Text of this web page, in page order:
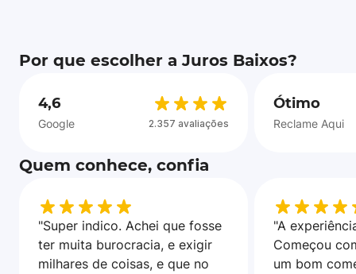
Por que escolher a Juros Baixos?
4,6
Google 2.357 avaliações
Ótimo
Reclame Aqui
Quem conhece, confia
"Super indico. Achei que fosse
ter muita burocracia, e exigir
milhares de coisas, e que no
"A
Começou
um bom